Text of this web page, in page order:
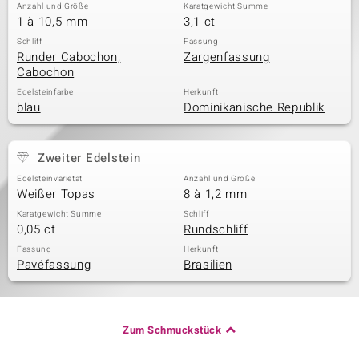
Anzahl und Größe
1 à 10,5 mm
Karatgewicht Summe
3,1 ct
Schliff
Runder Cabochon,
Cabochon
Fassung
Zargenfassung
Edelsteinfarbe
blau
Herkunft
Dominikanische Republik
Zweiter Edelstein
Edelsteinvarietät
Weißer Topas
Anzahl und Größe
8 à 1,2 mm
Karatgewicht Summe
0,05 ct
Schliff
Rundschliff
Fassung
Pavéfassung
Herkunft
Brasilien
Zum Schmuckstück